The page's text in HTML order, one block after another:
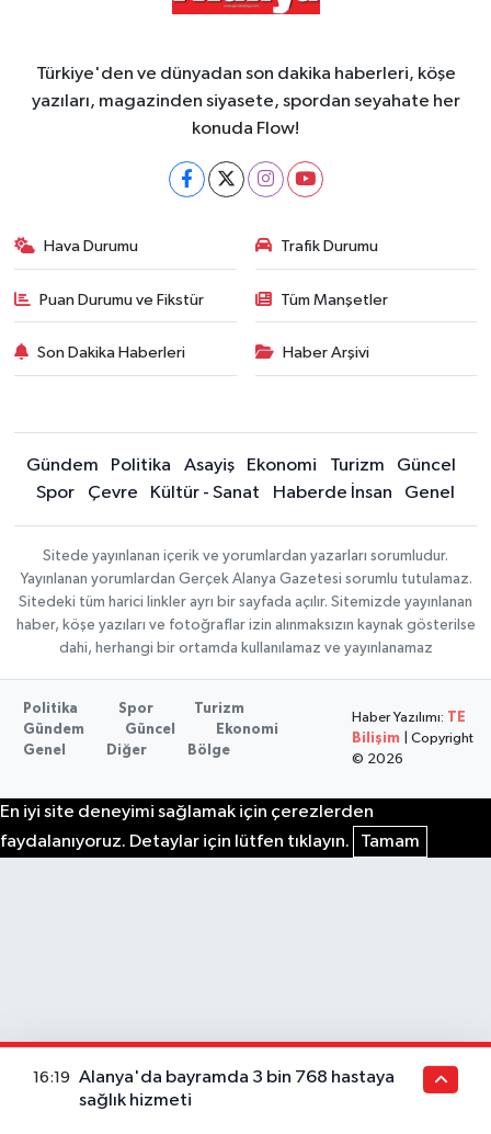
Türkiye'den ve dünyadan son dakika haberleri, köşe
yazıları, magazinden siyasete, spordan seyahate her
konuda Flow!
Hava Durumu Trafik Durumu
Puan Durumu ve Fikstür Tüm Manşetler
Son Dakika Haberleri Haber Arşivi
Gündem Politika Asayiş Ekonomi Turizm
Güncel
Spor
Çevre Kültür - Sanat Haberde İnsan Genel
Sitede yayınlanan içerik ve yorumlardan yazarları sorumludur.
Yayınlanan yorumlardan Gerçek Alanya Gazetesi sorumlu tutulamaz.
Sitedeki tüm harici linkler ayrı bir sayfada açılır. Sitemizde yayınlanan
haber, köşe yazıları ve fotoğraflar izin alınmaksızın kaynak gösterilse
dahi, herhangi bir ortamda kullanılamaz ve yayınlanamaz
Politika Spor
Turizm
Gündem
Güncel
Ekonomi
Genel
Diğer Bölge
Haber Yazılımı:
TE
Bilişim | Copyright
© 2026
En iyi site deneyimi sağlamak için çerezlerden
faydalanıyoruz. Detaylar için lütfen tıklayın.
Tamam
16:19
Alanya'da bayramda 3 bin 768 hastaya
sağlık hizmeti